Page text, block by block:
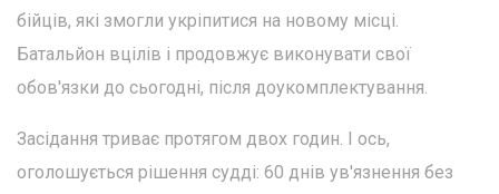
бійців, які змогли укріпитися на новому місці.
Батальйон вцілів і продовжує виконувати свої
обов'язки до сьогодні, після доукомплектування.
Засідання триває протягом двох годин. І ось,
оголошується рішення судді: 60 днів ув'язнення без